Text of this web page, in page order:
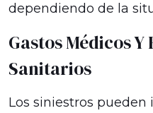
dependiendo de la
Gastos Médicos
Sanitarios
Los siniestros